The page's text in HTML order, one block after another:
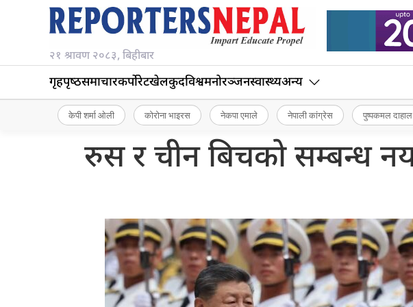
२१ श्रावण २०८३, बिहीबार
गृहपृष्‍ठसमाचारकर्पोरेटखेलकुदविश्वमनोरञ्जनस्वास्थ्यअन्य
केपी शर्मा ओली कोरोना भाइरस नेकपा एमाले नेपाली कांग्रेस पुष्पकमल दाहाल
रुस र चीन बिचकाे सम्बन्ध